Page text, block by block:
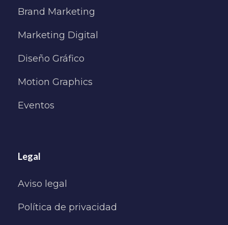
Brand Marketing
Marketing Digital
Diseño Gráfico
Motion Graphics
Eventos
Legal
Aviso legal
Política de privacidad